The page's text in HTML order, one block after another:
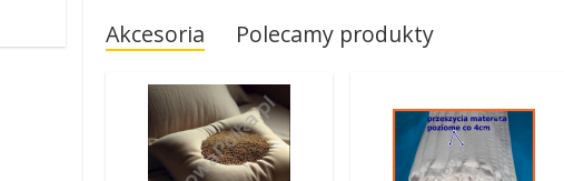
Akcesoria Polecamy produkty